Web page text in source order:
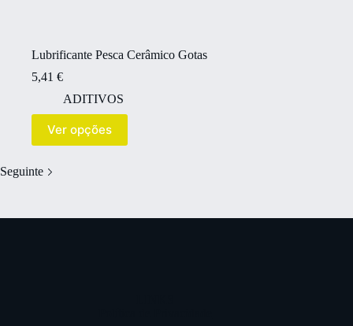
Lubrificante Pesca Cerâmico Gotas
5,41 €
ADITIVOS
Ver opções
Seguinte